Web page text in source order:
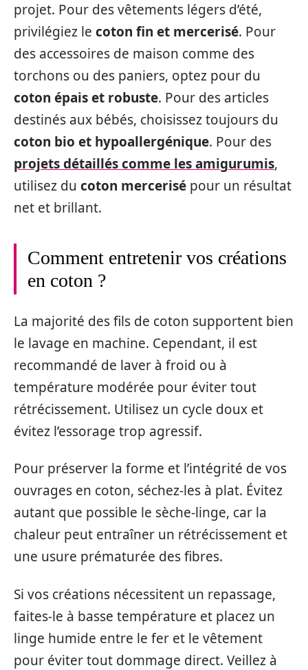
projet. Pour des vêtements légers d’été,
privilégiez le coton fin et mercerisé. Pour
des accessoires de maison comme des
torchons ou des paniers, optez pour du
coton épais et robuste. Pour des articles
destinés aux bébés, choisissez toujours du
coton bio et hypoallergénique. Pour des
projets détaillés comme les amigurumis,
utilisez du coton mercerisé pour un résultat
net et brillant.
Comment entretenir vos créations
en coton ?
La majorité des fils de coton supportent bien
le lavage en machine. Cependant, il est
recommandé de laver à froid ou à
température modérée pour éviter tout
rétrécissement. Utilisez un cycle doux et
évitez l’essorage trop agressif.
Pour préserver la forme et l’intégrité de vos
ouvrages en coton, séchez-les à plat. Évitez
autant que possible le sèche-linge, car la
chaleur peut entraîner un rétrécissement et
une usure prématurée des fibres.
Si vos créations nécessitent un repassage,
faites-le à basse température et placez un
linge humide entre le fer et le vêtement
pour éviter tout dommage direct. Veillez à